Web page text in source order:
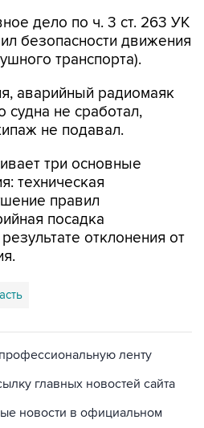
дело по ч. 3 ст. 263 УК
безопасности движения
транспорта).
аварийный радиомаяк
судна не сработал,
не подавал.
три основные
техническая
правил
посадка
отклонения от
ленту
главных новостей сайта
новости в официальном